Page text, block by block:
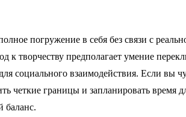
погружение в себя без связи с
к творчеству предполагает умение
социального взаимодействия. Если вы
четкие границы и запланировать время
баланс.